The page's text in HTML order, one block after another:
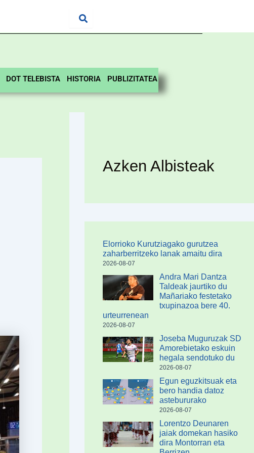
DOT TELEBISTA HISTORIA PUBLIZITATEA
Azken Albisteak
Elorrioko Kurutziagako gurutzea
zaharberritzeko lanak amaitu dira
2026-08-07
Andra Mari Dantza
Taldeak jaurtiko du
Mañariako festetako
txupinazoa bere 40.
urteurrenean
2026-08-07
Joseba Muguruzak SD
Amorebietako eskuin
hegala sendotuko du
2026-08-07
Egun eguzkitsuak eta
bero handia datoz
astebururako
2026-08-07
Lorentzo Deunaren
jaiak domekan hasiko
dira Montorran eta